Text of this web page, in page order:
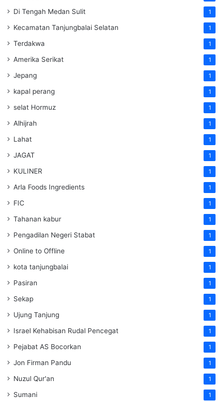
Di Tengah Medan Sulit 1
Kecamatan Tanjungbalai Selatan 1
Terdakwa 1
Amerika Serikat 1
Jepang 1
kapal perang 1
selat Hormuz 1
Alhijrah 1
Lahat 1
JAGAT 1
KULINER 1
Arla Foods Ingredients 1
FIC 1
Tahanan kabur 1
Pengadilan Negeri Stabat 1
Online to Offline 1
kota tanjungbalai 1
Pasiran 1
Sekap 1
Ujung Tanjung 1
Israel Kehabisan Rudal Pencegat 1
Pejabat AS Bocorkan 1
Jon Firman Pandu 1
Nuzul Qur'an 1
Sumani 1